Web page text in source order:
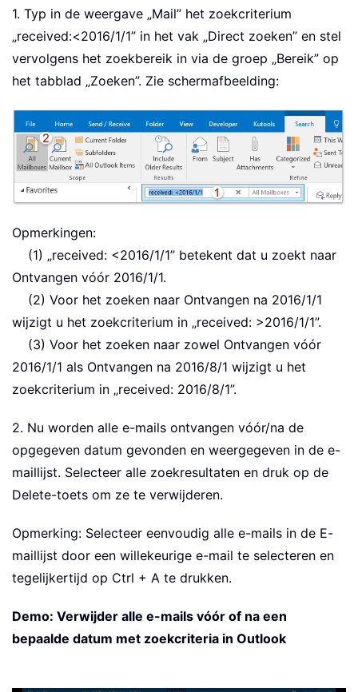
1. Typ in de weergave „Mail” het zoekcriterium
„received:<2016/1/1” in het vak „Direct zoeken” en stel
vervolgens het zoekbereik in via de groep „Bereik” op
het tabblad „Zoeken”. Zie schermafbeelding:
Opmerkingen:
(1) „received: <2016/1/1” betekent dat u zoekt naar
Ontvangen vóór 2016/1/1.
(2) Voor het zoeken naar Ontvangen na 2016/1/1
wijzigt u het zoekcriterium in „received: >2016/1/1”.
(3) Voor het zoeken naar zowel Ontvangen vóór
2016/1/1 als Ontvangen na 2016/8/1 wijzigt u het
zoekcriterium in „received: 2016/8/1”.
2. Nu worden alle e-mails ontvangen vóór/na de
opgegeven datum gevonden en weergegeven in de e-
maillijst. Selecteer alle zoekresultaten en druk op de
Delete-toets om ze te verwijderen.
Opmerking: Selecteer eenvoudig alle e-mails in de E-
maillijst door een willekeurige e-mail te selecteren en
tegelijkertijd op Ctrl + A te drukken.
Demo: Verwijder alle e-mails vóór of na een
bepaalde datum met zoekcriteria in Outlook